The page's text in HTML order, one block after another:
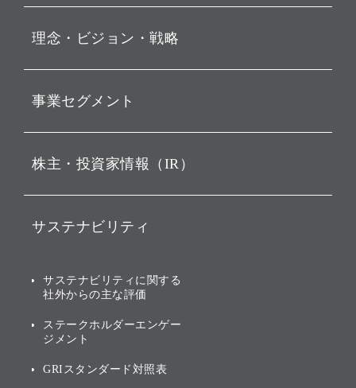
お知らせ
動画配信
理念・ビジョン・戦略
経営理念
ビジョン
戦略
バリュー
ソフトバンクグループの歩
[AI] What dreams are made
事業セグメント
ソフトバンク・ビジョン・
その他
グループ企業一覧
株主・投資家情報（IR）
IRカレンダー
業績・財務
アニュアルレポート
サステナビリティ
トップメッセージ
サステナビリティの考え方
サステナビリティに関する
社外からの主な評価
ステークホルダーエンゲー
ジメント
GRIスタンダード対照表